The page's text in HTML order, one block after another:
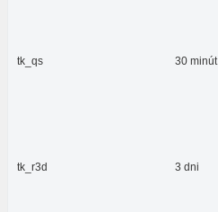
tk_qs 30 minút
tk_r3d 3 dni